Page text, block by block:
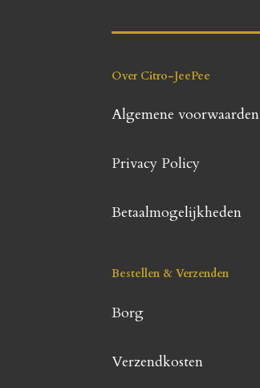
Over Citro-JeePee
Algemene voorwaarden
Privacy Policy
Betaalmogelijkheden
Bestellen & Verzenden
Borg
Verzendkosten